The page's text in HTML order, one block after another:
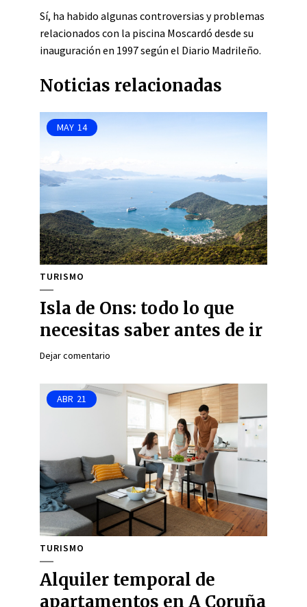
Sí, ha habido algunas controversias y problemas
relacionados con la piscina Moscardó desde su
inauguración en 1997 según el Diario Madrileño.
Noticias relacionadas
MAY 14
TURISMO
Isla de Ons: todo lo que
necesitas saber antes de ir
Dejar comentario
ABR 21
TURISMO
Alquiler temporal de
apartamentos en A Coruña